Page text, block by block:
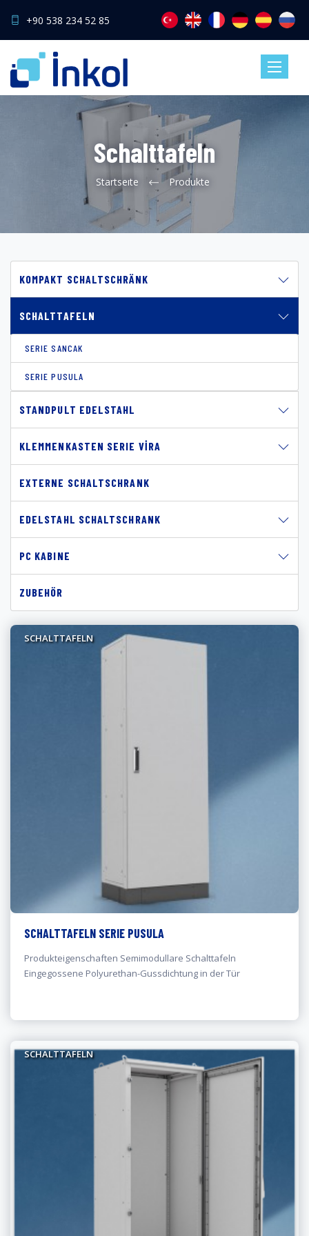
+90 538 234 52 85
Toggle
Schalttafeln
Startseıte Produkte
KOMPAKT SCHALTSCHRÄNK
SCHALTTAFELN
SERIE SANCAK
SERIE PUSULA
STANDPULT EDELSTAHL
KLEMMENKASTEN SERIE VIRA
EXTERNE SCHALTSCHRANK
EDELSTAHL SCHALTSCHRANK
PC KABINE
ZUBEHÖR
SCHALTTAFELN
SCHALTTAFELN SERIE PUSULA
Produkteigenschaften Semimodullare Schalttafeln
Eingegossene Polyurethan-Gussdichtung in der Tür
SCHALTTAFELN